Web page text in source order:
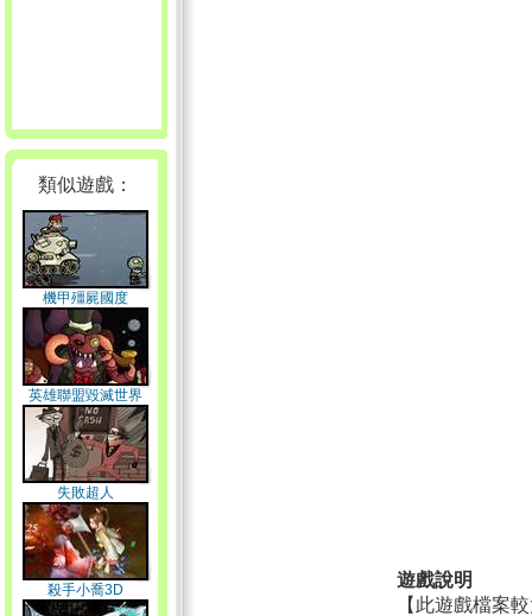
類似遊戲：
機甲殭屍國度
英雄聯盟毀滅世界
失敗超人
殺手小喬3D
遊戲說明
【此遊戲檔案